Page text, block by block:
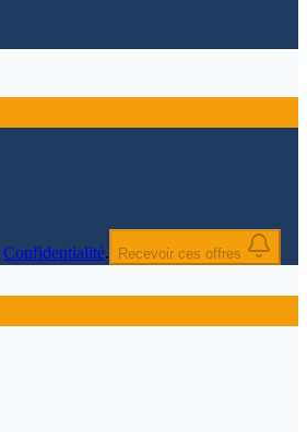
Confidentialité. Recevoir ces offres